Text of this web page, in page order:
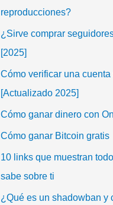
reproducciones?
¿Sirve comprar
[2025]
Cómo verificar una cuenta
[Actualizado 2025]
Cómo ganar dinero con
Cómo ganar Bitcoin gratis
10 links que muestran
sabe sobre ti
¿Qué es un shadowban y